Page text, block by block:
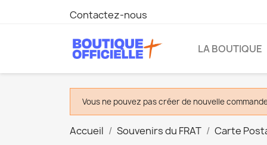
Contactez-nous
LA BOUTIQUE
Vous ne pouvez pas créer de nouvelle
Accueil Souvenirs du FRAT Carte